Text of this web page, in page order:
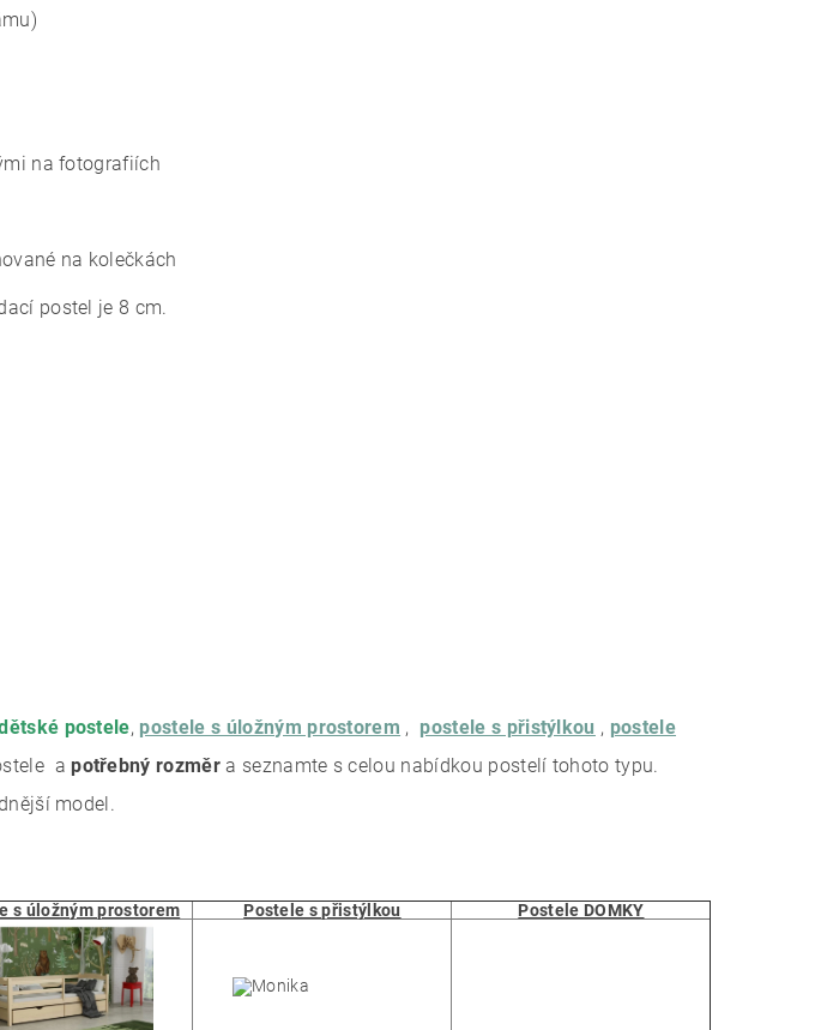
na fotografiích
na kolečkách
postel je 8 cm.
postele, postele s úložným prostorem , postele s přistýlkou , postele
apotřebný rozměr a seznamte s celou nabídkou postelí tohoto typu.
model.
s úložným prostorem Postele s přistýlkou Postele DOMKY